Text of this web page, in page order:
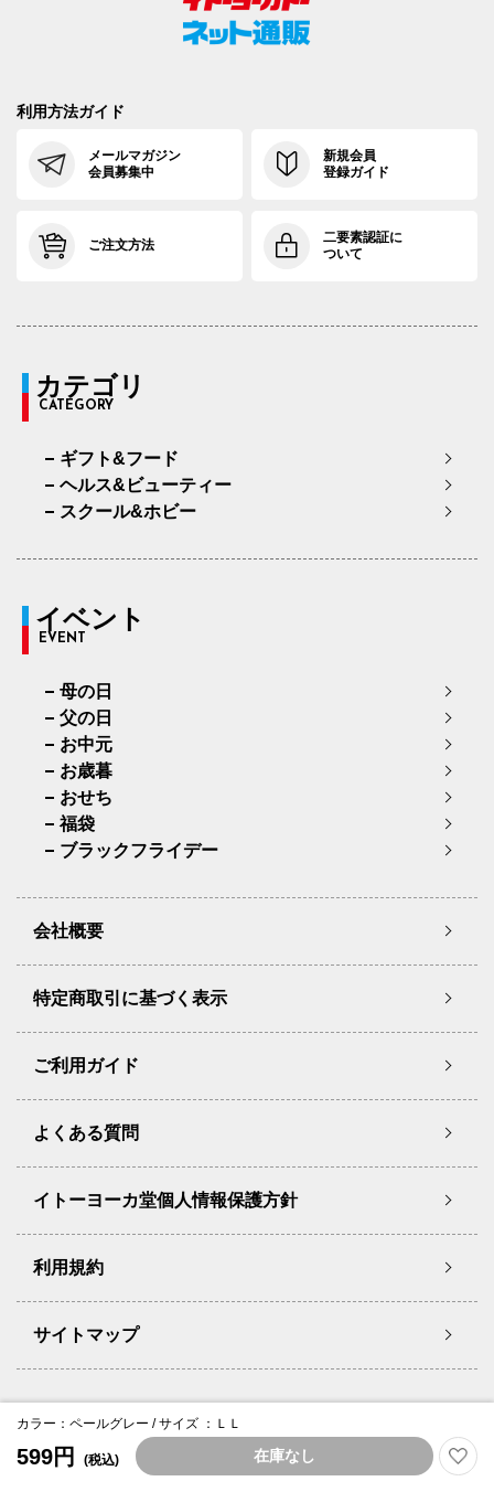
カラー：ペールグレー / サイズ ：ＬＬ
599円 (税込) 在庫なし
利用方法ガイド
メールマガジン
会員募集中
新規会員
登録ガイド
ご注文方法
二要素認証に
ついて
カテゴリ
CATEGORY
ギフト&フード
ヘルス&ビューティー
スクール&ホビー
イベント
EVENT
母の日
父の日
お中元
お歳暮
おせち
福袋
ブラックフライデー
会社概要
特定商取引に基づく表示
ご利用ガイド
よくある質問
イトーヨーカ堂個人情報保護方針
利用規約
サイトマップ
Copyright © Ito-Yokado Co.,Ltd. All Rights Reserved.